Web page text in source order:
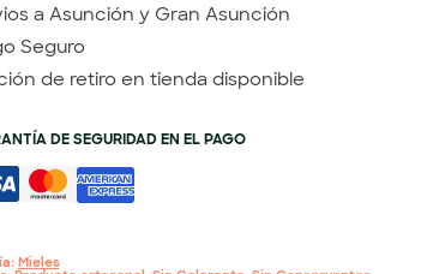
a Asunción y Gran Asunción
Seguro
de retiro en tienda disponible
DE SEGURIDAD EN EL PAGO
Mieles